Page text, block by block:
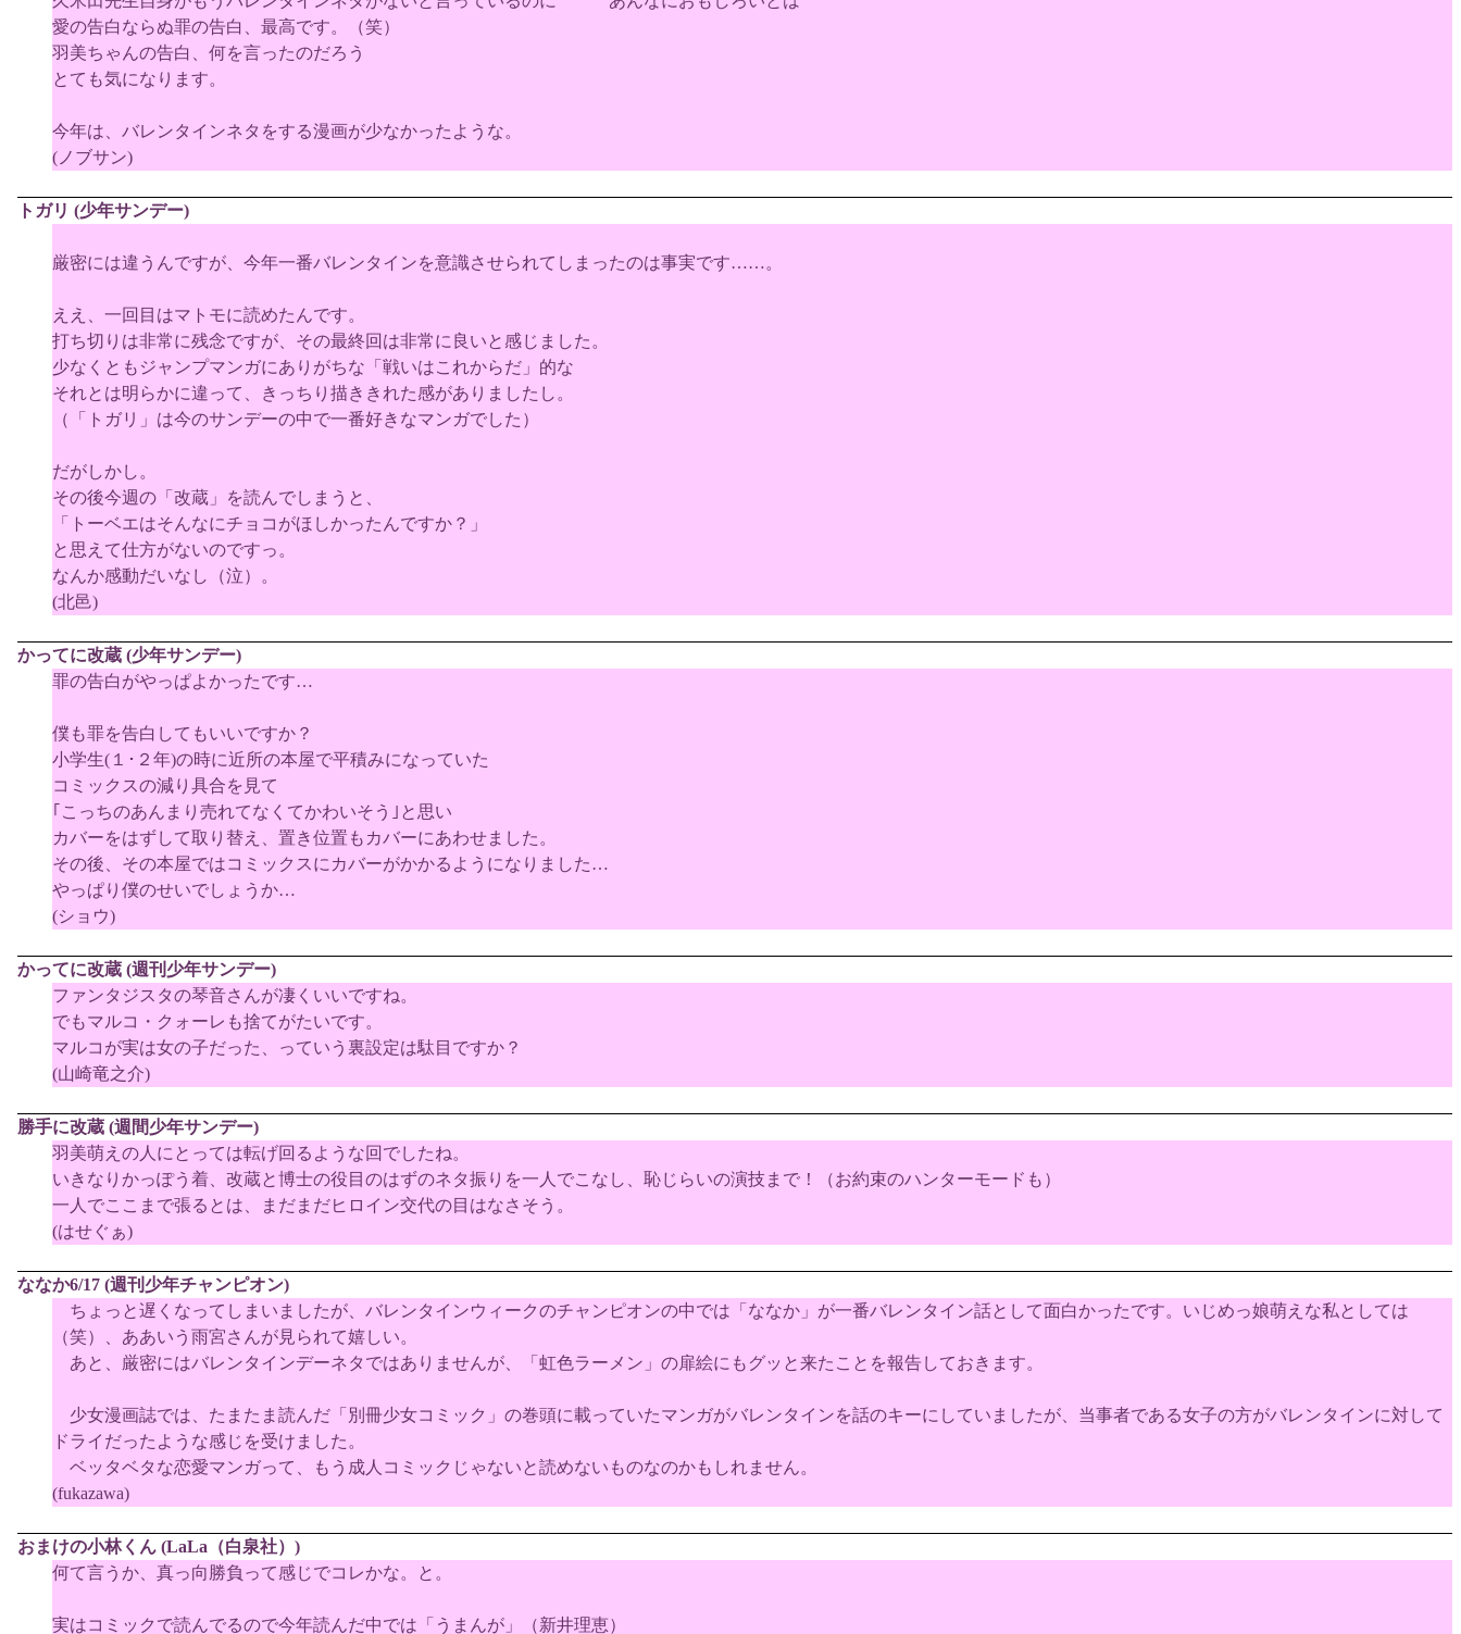
愛の告白ならぬ罪の告白、最高です。（笑）
羽美ちゃんの告白、何を言ったのだろう
とても気になります。
今年は、バレンタインネタをする漫画が少なかったような。
(ノブサン)
トガリ (少年サンデー)
厳密には違うんですが、今年一番バレンタインを意識させられてしまったのは事実です……。
ええ、一回目はマトモに読めたんです。
打ち切りは非常に残念ですが、その最終回は非常に良いと感じました。
少なくともジャンプマンガにありがちな「戦いはこれからだ」的な
それとは明らかに違って、きっちり描ききれた感がありましたし。
（「トガリ」は今のサンデーの中で一番好きなマンガでした）
だがしかし。
その後今週の「改蔵」を読んでしまうと、
「トーベエはそんなにチョコがほしかったんですか？」
と思えて仕方がないのですっ。
なんか感動だいなし（泣）。
(北邑)
かってに改蔵 (少年サンデー)
罪の告白がやっぱよかったです…
僕も罪を告白してもいいですか？
小学生(１･２年)の時に近所の本屋で平積みになっていた
コミックスの減り具合を見て
｢こっちのあんまり売れてなくてかわいそう｣と思い
カバーをはずして取り替え、置き位置もカバーにあわせました。
その後、その本屋ではコミックスにカバーがかかるようになりました…
やっぱり僕のせいでしょうか…
(ショウ)
かってに改蔵 (週刊少年サンデー)
ファンタジスタの琴音さんが凄くいいですね。
でもマルコ・クォーレも捨てがたいです。
マルコが実は女の子だった、っていう裏設定は駄目ですか？
(山崎竜之介)
勝手に改蔵 (週間少年サンデー)
羽美萌えの人にとっては転げ回るような回でしたね。
いきなりかっぽう着、改蔵と博士の役目のはずのネタ振りを一人でこなし、恥じらいの演技まで！（お約束のハンターモードも）
一人でここまで張るとは、まだまだヒロイン交代の目はなさそう。
(はせぐぁ)
ななか6/17 (週刊少年チャンピオン)
ちょっと遅くなってしまいましたが、バレンタインウィークのチャンピオンの中では「ななか」が一番バレンタイン話として面白かったです。いじめっ娘萌えな私としては
（笑）、ああいう雨宮さんが見られて嬉しい。
あと、厳密にはバレンタインデーネタではありませんが、「虹色ラーメン」の扉絵にもグッと来たことを報告しておきます。
少女漫画誌では、たまたま読んだ「別冊少女コミック」の巻頭に載っていたマンガがバレンタインを話のキーにしていましたが、当事者である女子の方がバレンタインに対して
ドライだったような感じを受けました。
ベッタベタな恋愛マンガって、もう成人コミックじゃないと読めないものなのかもしれません。
(fukazawa)
おまけの小林くん (LaLa（白泉社）)
何て言うか、真っ向勝負って感じでコレかな。と。
実はコミックで読んでるので今年読んだ中では「うまんが」（新井理恵）